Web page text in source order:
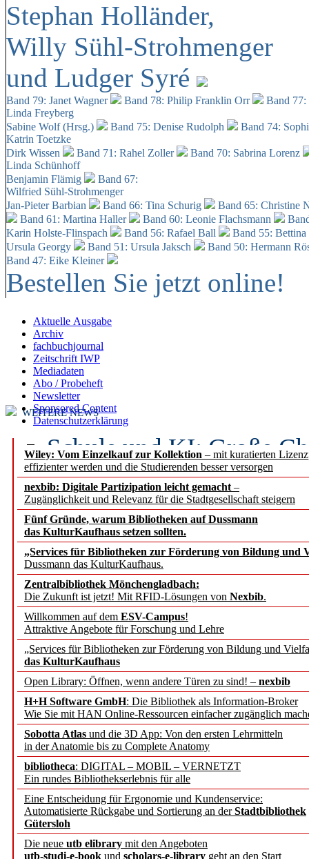
Stephan Holländer,
Willy Sühl-Strohmenger
und Ludger Syré
Band 79: Janet Wagner Band 78: Philip Franklin Orr
Band
Linda Freyberg
Sabine Wolf (Hrsg.)
Band 75: Denise Rudolph
Band 74:
Katrin Toetzke
Dirk Wissen
Band 71: Rahel Zoller
Band 70: Sabrina Lorenz
Linda Schünhoff
Benjamin Flämig
Band 67:
Wilfried Sühl-Strohmenger
Jan-Pieter Barbian
Band 66: Tina Schurig
Band 65: Christine
Band 61: Martina Haller
Band 60: Leonie Flachsmann
Karin Holste-Flinspach
Band 56: Rafael Ball
Band 55:
Ursula Georgy
Band 51: Ursula Jaksch Band 50: Hermann
Band 47: Eike Kleiner
Bestellen Sie jetzt online!
Aktuelle Ausgabe
Archiv
fachbuchjournal
Zeitschrift IWP
Mediadaten
Abo / Probeheft
Newsletter
Sponsored Content
Datenschutzerklärung
Wiley: Vom Einzelkauf zur Kollektion – mit kuratierten
effizienter werden und die Studierenden besser versorgen
nexbib: Digitale Partizipation leicht gemacht –
Zugänglichkeit und Relevanz für die Stadtgesellschaft steigern
Fünf Gründe, warum Bibliotheken auf Dussmann
das KulturKaufhaus setzen sollten.
„Services für Bibliotheken zur Förderung von Bildung und
Dussmann das KulturKaufhaus.
Zentralbibliothek Mönchengladbach:
Die Zukunft ist jetzt! Mit RFID-Lösungen von Nexbib.
Willkommen auf dem ESV-Campus!
Attraktive Angebote für Forschung und Lehre
„Services für Bibliotheken zur Förderung von Bildung und
das KulturKaufhaus
Open Library: Öffnen, wenn andere Türen zu sind! – nexbib
H+H Software GmbH: Die Bibliothek als Information-Broker
Wie Sie mit HAN Online-Ressourcen einfacher zugänglich
Sobotta Atlas und die 3D App: Von den ersten Lehrmitteln
in der Anatomie bis zu Complete Anatomy
bibliotheca: DIGITAL – MOBIL – VERNETZT
Ein rundes Bibliothekserlebnis für alle
Eine Entscheidung für Ergonomie und Kundenservice:
Automatisierte Rückgabe und Sortierung an derStadtbibliothek
Gütersloh
Die neue utb elibrary mit den Angeboten
utb-studi-e-book und scholars-e-library geht an den Start
WEITERE NEWS
Schule und KI: Große
Voraussetzungen
Erfolgreiches erstes
Segment Research –
angepasst
konstruktiv!
Mohr Siebeck
und die Zeitschrift für
Francke Attempto
EBSCO Information
Recherchefunktionen in
Sorbisches Institut neu
Geschichte und